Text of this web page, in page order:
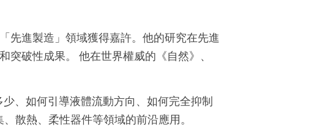
先進製造」領域獲得嘉許。他的研究在先進
破性成果。 他在世界權威的《自然》、
、如何引導液體流動方向、如何完全抑制
散熱、柔性器件等領域的前沿應用。